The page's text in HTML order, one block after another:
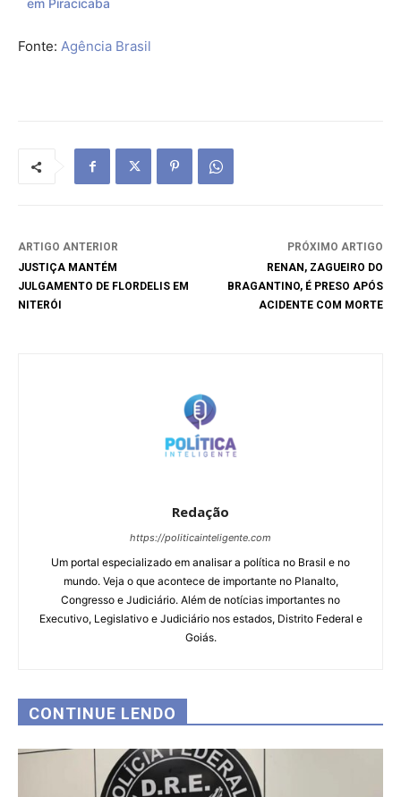
em Piracicaba
Fonte: Agência Brasil
ARTIGO ANTERIOR
JUSTIÇA MANTÉM
JULGAMENTO DE FLORDELIS EM
NITERÓI
PRÓXIMO ARTIGO
RENAN, ZAGUEIRO DO
BRAGANTINO, É PRESO APÓS
ACIDENTE COM MORTE
Redação
https://politicainteligente.com
Um portal especializado em analisar a política no Brasil e no
mundo. Veja o que acontece de importante no Planalto,
Congresso e Judiciário. Além de notícias importantes no
Executivo, Legislativo e Judiciário nos estados, Distrito Federal e
Goiás.
CONTINUE LENDO